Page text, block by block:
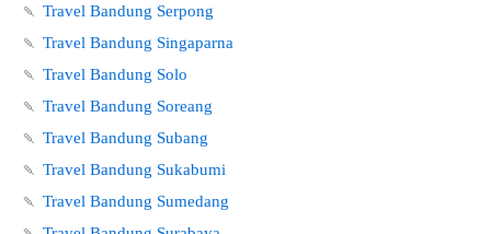
🍡 Travel Bandung Serpong
🍡 Travel Bandung Singaparna
🍡 Travel Bandung Solo
🍡 Travel Bandung Soreang
🍡 Travel Bandung Subang
🍡 Travel Bandung Sukabumi
🍡 Travel Bandung Sumedang